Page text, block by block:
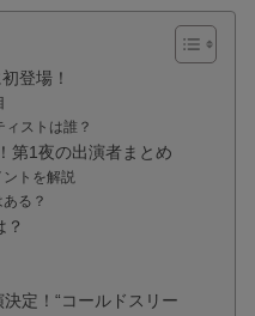
登場！
ストは誰？
第1夜の出演者まとめ
トを解説
る？
定！“コールドスリー